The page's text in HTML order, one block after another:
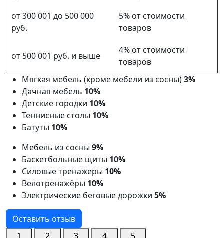
от 300 001 до 500 000
руб.
5% от стоимости
товаров
от 500 001 руб. и выше
4% от стоимости
товаров
Мягкая мебель (кроме мебели из сосны)3%
Дачная мебель 10%
Детские городки 10%
Теннисные столы 10%
Батуты 10%
Мебель из сосны 9%
Баскетбольные щиты 10%
Силовые тренажеры 10%
Велотренажёры 10%
Электрические беговые дорожки 5%
Оставить отзыв
1
2 3 4 5